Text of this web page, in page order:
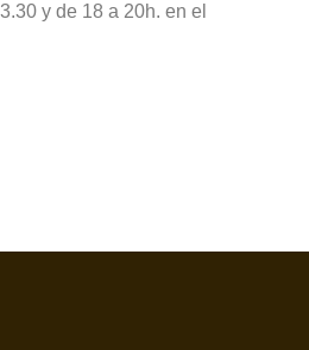
y de 18 a 20h. en el